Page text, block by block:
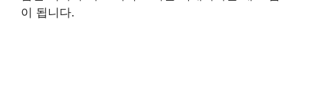
이 됩니다.